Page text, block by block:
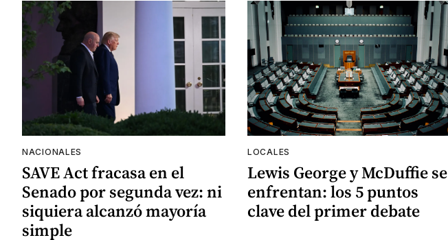
NACIONALES
SAVE Act fracasa en el
Senado por segunda vez: ni
siquiera alcanzó mayoría
simple
LOCALES
Lewis George y McDuffie se
enfrentan: los 5 puntos
clave del primer debate